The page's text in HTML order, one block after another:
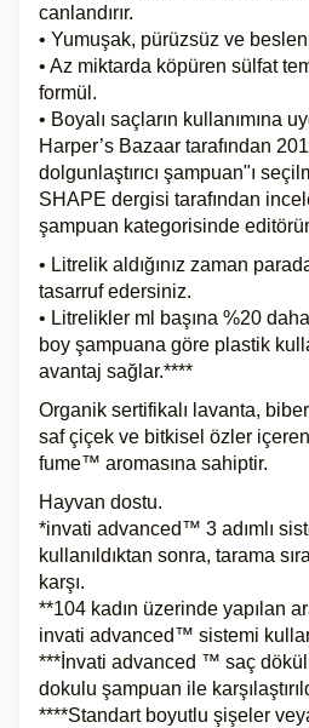
canlandırır.
• Yumuşak, pürüzsüz ve
• Az miktarda köpüren sülfat
formül.
• Boyalı saçların kullanımına
Harper’s Bazaar tarafından
dolgunlaştırıcı şampuan"ı
SHAPE dergisi tarafından
şampuan kategorisinde
• Litrelik aldığınız zaman
tasarruf edersiniz.
• Litrelikler ml başına %20
boy şampuana göre plastik
avantaj sağlar.****
Organik sertifikalı lavanta,
saf çiçek ve bitkisel özler
fume™ aromasına sahiptir.
Hayvan dostu.
*invati advanced™ 3 adımlı
kullanıldıktan sonra, tarama
karşı.
**104 kadın üzerinde yapılan
invati advanced™ sistemi
***İnvati advanced ™ saç
dokulu şampuan ile
****Standart boyutlu şişeler